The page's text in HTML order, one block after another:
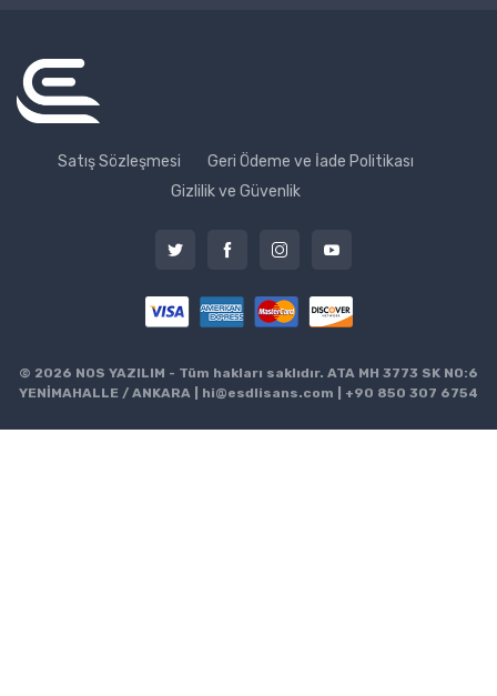
Satış Sözleşmesi
Geri Ödeme ve İade Politikası
Gizlilik ve Güvenlik
© 2026 NOS YAZILIM - Tüm hakları saklıdır. ATA MH 3773 SK NO:6
YENİMAHALLE / ANKARA | hi@esdlisans.com +90 850 307 6754